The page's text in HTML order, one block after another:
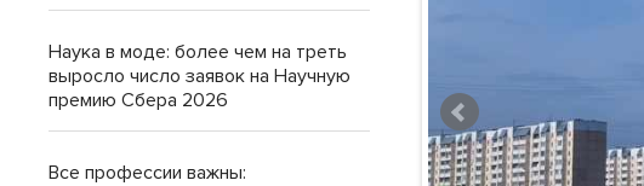
Наука в моде: более чем на треть
выросло число заявок на Научную
премию Сбера 2026
Все профессии важны: